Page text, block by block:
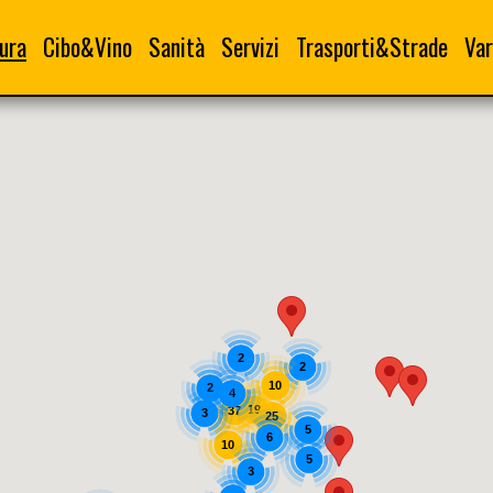
Cibo&Vino Sanità Servizi Trasporti&Strade
19
5
37
25
5
10
2
10
3
4
6
2
3
2